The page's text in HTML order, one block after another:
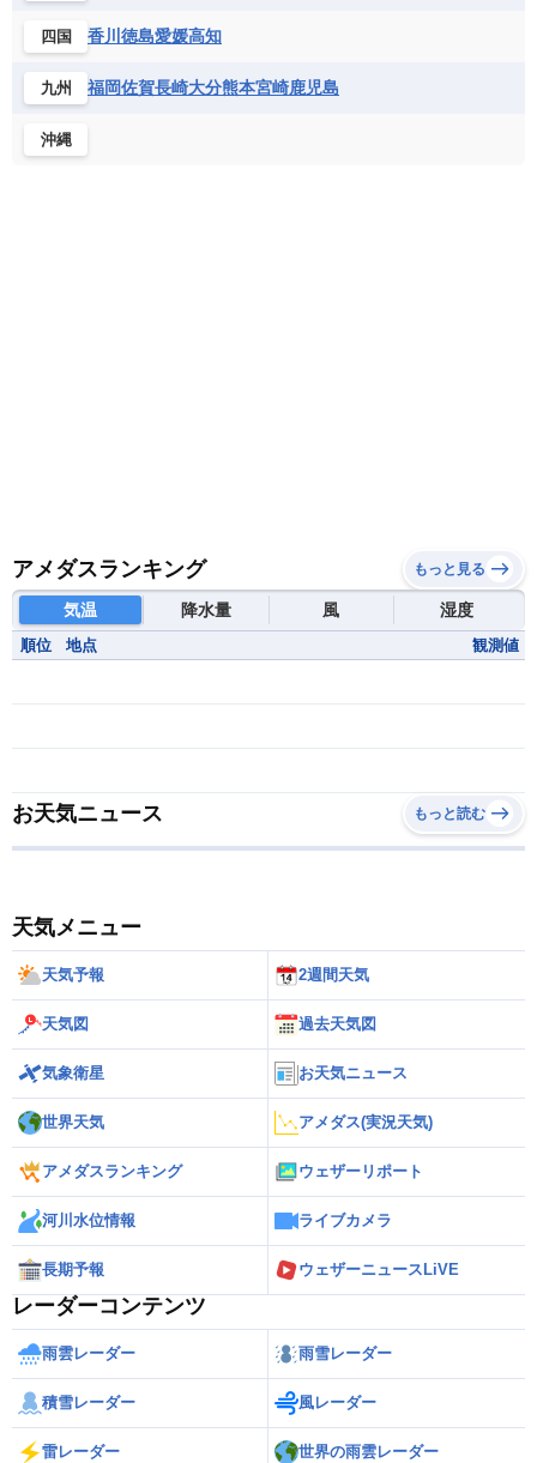
フランス領ギアナ
ベネズエラ
ベリーズ
ボリビア
メキシコ
チュニジア
ナミビア
ニジェール
ブルキナファソ
マダガスカル
四国 香川 徳島愛媛高知
九州 福岡佐賀長崎大分熊本宮崎鹿児島
沖縄
アメダスランキング もっと見る
気温 降水量 風 湿度
順位 地点 観測値
お天気ニュース もっと読む
天気メニュー
天気予報 2週間天気
天気図 過去天気図
気象衛星 お天気ニュース
世界天気 アメダス(実況天気)
アメダスランキング ウェザーリポート
河川水位情報 ライブカメラ
長期予報 ウェザーニュースLiVE
レーダーコンテンツ
雨雲レーダー 雨雪レーダー
積雪レーダー 風レーダー
雷レーダー 世界の雨雲レーダー